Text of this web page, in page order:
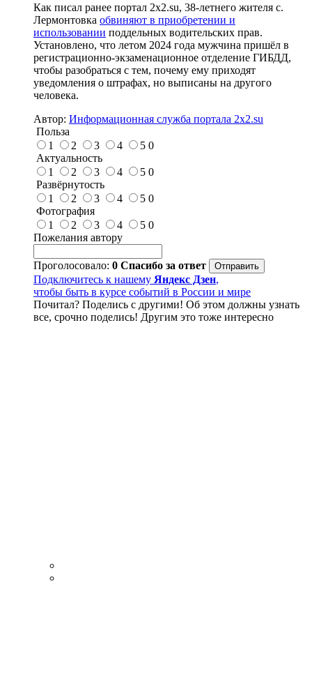
Как писал ранее портал 2х2.su, 38-летнего жителя с.
Лермонтовка обвиняют в приобретении и
использовании поддельных водительских прав.
Установлено, что летом 2024 года мужчина пришёл в
регистрационно-экзаменационное отделение ГИБДД,
чтобы разобраться с тем, почему ему приходят
уведомления о штрафах, но выписаны на другого
человека.
Автор: Информационная служба портала 2x2.su
Польза
1
2 3 4 5 0
Актуальность
1
2 3 4 5 0
Развёрнутость
1
2 3 4 5 0
Фотография
1
2 3 4 5 0
Пожелания автору
Проголосовало: 0 Спасибо за ответ
Подключитесь к нашему Яндекс Дзен,
чтобы быть в курсе событий в России и мире
Почитал? Поделись с другими! Об этом должны узнать
все, срочно поделись! Другим это тоже интересно